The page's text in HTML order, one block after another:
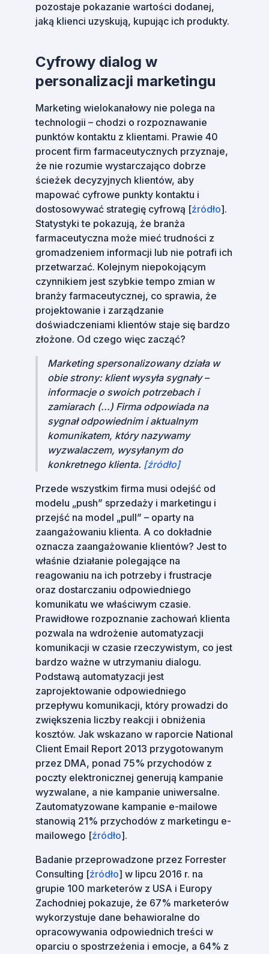
pozostaje pokazanie wartości dodanej,
jaką klienci uzyskują, kupując ich produkty.
Cyfrowy dialog w
personalizacji marketingu
Marketing wielokanałowy nie polega na
technologii – chodzi o rozpoznawanie
punktów kontaktu z klientami. Prawie 40
procent firm farmaceutycznych przyznaje,
że nie rozumie wystarczająco dobrze
ścieżek decyzyjnych klientów, aby
mapować cyfrowe punkty kontaktu i
dostosowywać strategię cyfrową [źródło].
Statystyki te pokazują, że branża
farmaceutyczna może mieć trudności z
gromadzeniem informacji lub nie potrafi ich
przetwarzać. Kolejnym niepokojącym
czynnikiem jest szybkie tempo zmian w
branży farmaceutycznej, co sprawia, że
projektowanie i zarządzanie
doświadczeniami klientów staje się bardzo
złożone. Od czego więc zacząć?
Marketing spersonalizowany działa w
obie strony: klient wysyła sygnały –
informacje o swoich potrzebach i
zamiarach (...) Firma odpowiada na
sygnał odpowiednim i aktualnym
komunikatem, który nazywamy
wyzwalaczem, wysyłanym do
konkretnego klienta. [źródło]
Przede wszystkim firma musi odejść od
modelu „push” sprzedaży i marketingu i
przejść na model „pull” – oparty na
zaangażowaniu klienta. A co dokładnie
oznacza zaangażowanie klientów? Jest to
właśnie działanie polegające na
reagowaniu na ich potrzeby i frustracje
oraz dostarczaniu odpowiedniego
komunikatu we właściwym czasie.
Prawidłowe rozpoznanie zachowań klienta
pozwala na wdrożenie automatyzacji
komunikacji w czasie rzeczywistym, co jest
bardzo ważne w utrzymaniu dialogu.
Podstawą automatyzacji jest
zaprojektowanie odpowiedniego
przepływu komunikacji, który prowadzi do
zwiększenia liczby reakcji i obniżenia
kosztów. Jak wskazano w raporcie National
Client Email Report 2013 przygotowanym
przez DMA, ponad 75% przychodów z
poczty elektronicznej generują kampanie
wyzwalane, a nie kampanie uniwersalne.
Zautomatyzowane kampanie e-mailowe
stanowią 21% przychodów z marketingu e-
mailowego [źródło].
Badanie przeprowadzone przez Forrester
Consulting [źródło] w lipcu 2016 r. na
grupie 100 marketerów z USA i Europy
Zachodniej pokazuje, że 67% marketerów
wykorzystuje dane behawioralne do
opracowywania odpowiednich treści w
oparciu o spostrzeżenia i emocje, a 64% z